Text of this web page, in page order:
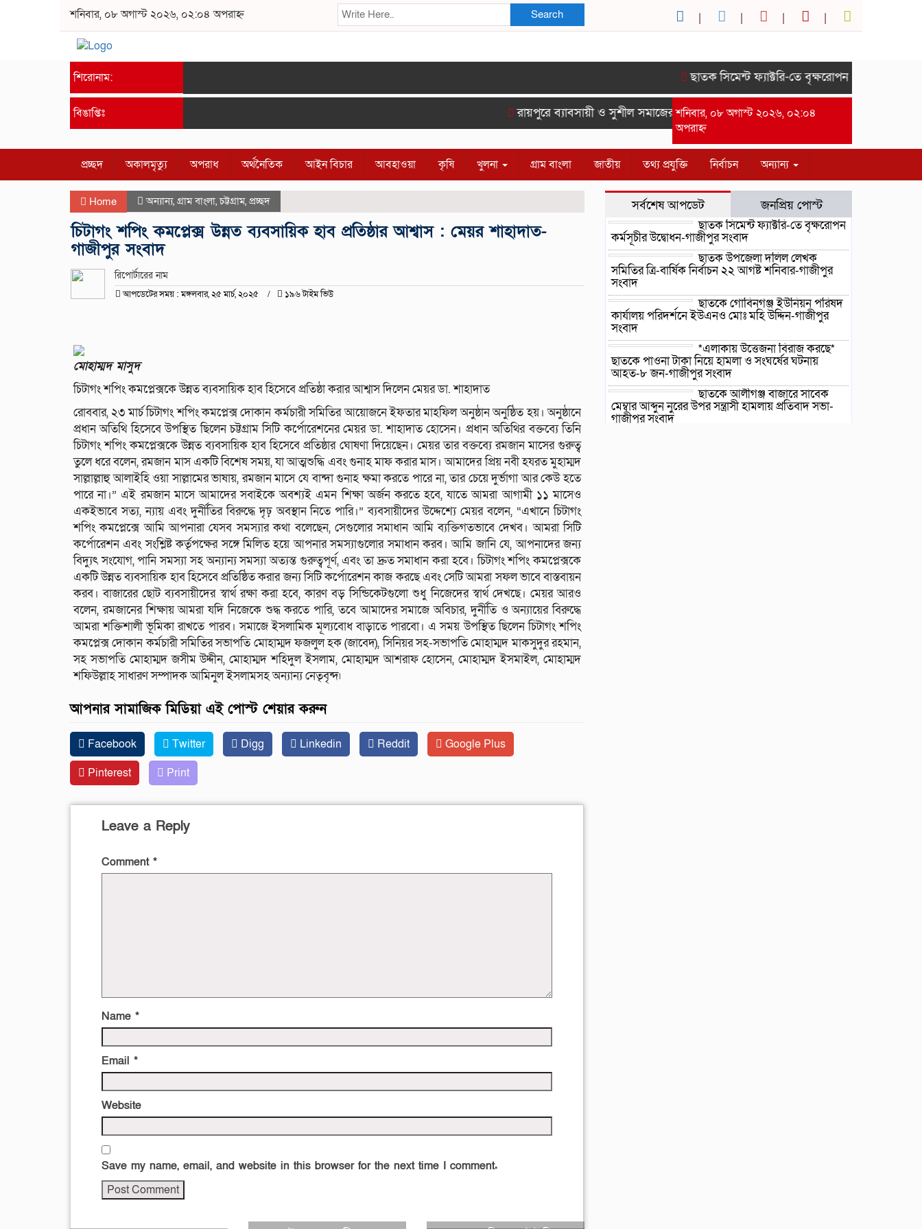
শনিবার, ০৮ অগাস্ট ২০২৬, ০২:০৪ অপরাহ্ন Search
শিরোনাম: ছাতক সিমেন্ট ফ্যাক্টরি-তে বৃক্ষরোপন কর্মসূচীর
বিঙাপ্তিঃ রায়পুরে ব্যাবসায়ী ও সুশীল সমাজের সম্মানে সাইদ জুটনের ইফতার মাহফিল অনুষ্ঠিত।-গাজীপুর
শনিবার, ০৮ অগাস্ট ২০২৬, ০২:০৪
অপরাহ্ন
প্রচ্ছদ অকালমৃত্যু অপরাধ অর্থনৈতিক আইন বিচার আবহাওয়া কৃষি খুলনা গ্রাম বাংলা জাতীয় তথ্য প্রযুক্তি নির্বাচন অন্যান্য
Home অন্যান্য, গ্রাম বাংলা,চট্টগ্রাম, প্রচ্ছদ
চিটাগং শপিং কমপ্লেক্স উন্নত ব্যবসায়িক হাব প্রতিষ্ঠার আশ্বাস : মেয়র শাহাদাত-
গাজীপুর সংবাদ
রিপোর্টারের নাম
আপডেটের সময় : মঙ্গলবার, ২৫ মার্চ, ২০২৫ ১৯৬ টাইম ভিউ
মোহাম্মদ মাসুদ
চিটাগং শপিং কমপ্লেক্সকে উন্নত ব্যবসায়িক হাব হিসেবে প্রতিষ্ঠা করার আশ্বাস দিলেন মেয়র ডা. শাহাদাত
রোববার, ২৩ মার্চ চিটাগং শপিং কমপ্লেক্স দোকান কর্মচারী সমিতির আয়োজনে ইফতার মাহফিল অনুষ্ঠান অনুষ্ঠিত হয়। অনুষ্ঠানে
প্রধান অতিথি হিসেবে উপস্থিত ছিলেন চট্টগ্রাম সিটি কর্পোরেশনের মেয়র ডা. শাহাদাত হোসেন। প্রধান অতিথির বক্তব্যে তিনি
চিটাগং শপিং কমপ্লেক্সকে উন্নত ব্যবসায়িক হাব হিসেবে প্রতিষ্ঠার ঘোষণা দিয়েছেন। মেয়র তার বক্তব্যে রমজান মাসের গুরুত্ব
তুলে ধরে বলেন, রমজান মাস একটি বিশেষ সময়, যা আত্মশুদ্ধি এবং গুনাহ মাফ করার মাস। আমাদের প্রিয় নবী হযরত মুহাম্মদ
সাল্লাল্লাহু আলাইহি ওয়া সাল্লামের ভাষায়, রমজান মাসে যে বান্দা গুনাহ ক্ষমা করতে পারে না, তার চেয়ে দুর্ভাগা আর কেউ হতে
পারে না।” এই রমজান মাসে আমাদের সবাইকে অবশ্যই এমন শিক্ষা অর্জন করতে হবে, যাতে আমরা আগামী ১১ মাসেও
একইভাবে সত্য, ন্যায় এবং দুর্নীতির বিরুদ্ধে দৃঢ় অবস্থান নিতে পারি।” ব্যবসায়ীদের উদ্দেশ্যে মেয়র বলেন, “এখানে চিটাগং
শপিং কমপ্লেক্সে আমি আপনারা যেসব সমস্যার কথা বলেছেন, সেগুলোর সমাধান আমি ব্যক্তিগতভাবে দেখব। আমরা সিটি
কর্পোরেশন এবং সংশ্লিষ্ট কর্তৃপক্ষের সঙ্গে মিলিত হয়ে আপনার সমস্যাগুলোর সমাধান করব। আমি জানি যে, আপনাদের জন্য
বিদ্যুৎ সংযোগ, পানি সমস্যা সহ অন্যান্য সমস্যা অত্যন্ত গুরুত্বপূর্ণ, এবং তা দ্রুত সমাধান করা হবে। চিটাগং শপিং কমপ্লেক্সকে
একটি উন্নত ব্যবসায়িক হাব হিসেবে প্রতিষ্ঠিত করার জন্য সিটি কর্পোরেশন কাজ করছে এবং সেটি আমরা সফল ভাবে বাস্তবায়ন
করব। বাজারের ছোট ব্যবসায়ীদের স্বার্থ রক্ষা করা হবে, কারণ বড় সিন্ডিকেটগুলো শুধু নিজেদের স্বার্থ দেখছে। মেয়র আরও
বলেন, রমজানের শিক্ষায় আমরা যদি নিজেকে শুদ্ধ করতে পারি, তবে আমাদের সমাজে অবিচার, দুর্নীতি ও অন্যায়ের বিরুদ্ধে
আমরা শক্তিশালী ভূমিকা রাখতে পারব। সমাজে ইসলামিক মূল্যবোধ বাড়াতে পারবো। এ সময় উপস্থিত ছিলেন চিটাগং শপিং
কমপ্লেক্স দোকান কর্মচারী সমিতির সভাপতি মোহাম্মদ ফজলুল হক (জাবেদ), সিনিয়র সহ-সভাপতি মোহাম্মদ মাকসুদুর রহমান,
সহ সভাপতি মোহাম্মদ জসীম উদ্দীন, মোহাম্মদ শহিদুল ইসলাম, মোহাম্মদ আশরাফ হোসেন, মোহাম্মদ ইসমাইল, মোহাম্মদ
শফিউল্লাহ সাধারণ সম্পাদক আমিনুল ইসলামসহ অন্যান্য নেতৃবৃন্দ৷
আপনার সামাজিক মিডিয়া এই পোস্ট শেয়ার করুন
Facebook Twitter Digg Linkedin Reddit
Google Plus
Pinterest
Print
Leave a Reply
Comment *
Name *
Email *
Website
Save my name, email, and website in this browser for the next time I comment.
সর্বশেষ আপডেট জনপ্রিয় পোস্ট
ছাতক সিমেন্ট ফ্যাক্টরি-তে বৃক্ষরোপন
কর্মসূচীর উদ্বোধন-গাজীপুর সংবাদ
ছাতক উপজেলা দলিল লেখক
সমিতির ত্রি-বার্ষিক নির্বাচন ২২ আগষ্ট শনিবার-গাজীপুর
সংবাদ
ছাতকে গোবিনগঞ্জ ইউনিয়ন পরিষদ
কার্যালয় পরিদর্শনে ইউএনও মোঃ মহি উদ্দিন-গাজীপুর
সংবাদ
*এলাকায় উত্তেজনা বিরাজ করছে*
ছাতকে পাওনা টাকা নিয়ে হামলা ও সংঘর্ষের ঘটনায়
আহত-৮ জন-গাজীপুর সংবাদ
ছাতকে আলীগঞ্জ বাজারে সাবেক
মেম্বার আব্দুন নুরের উপর সন্ত্রাসী হামলায় প্রতিবাদ সভা-
গাজীপুর সংবাদ